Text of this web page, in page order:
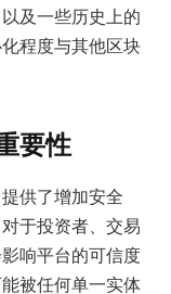
及一些历史上的
程度与其他区块
要性
供了增加安全
于投资者、交易
响平台的可信度
被任何单一实体